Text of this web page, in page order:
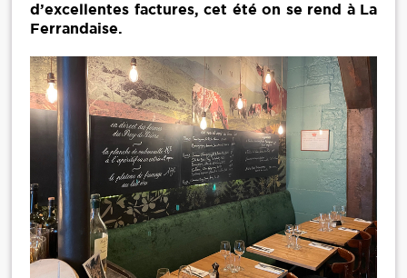
d’excellentes factures, cet été on se rend à La
Ferrandaise.